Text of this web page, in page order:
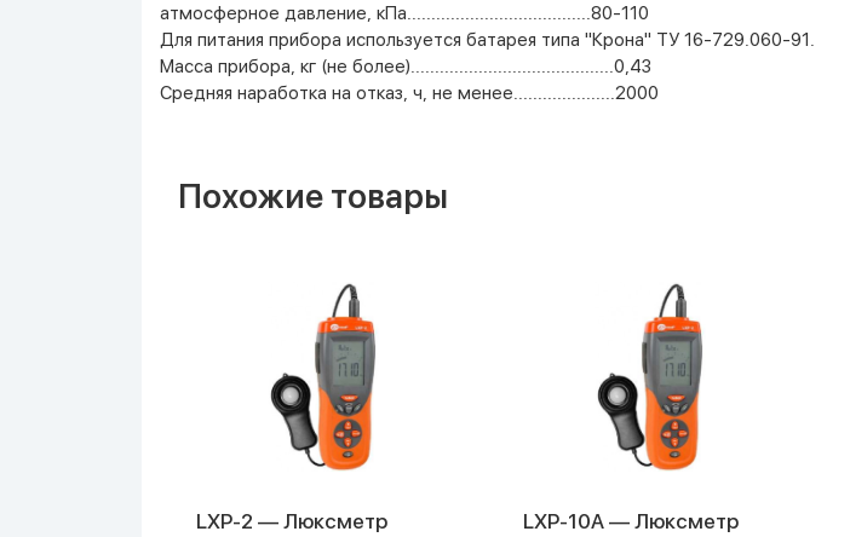
атмосферное давление, кПа......................................80-110
Для питания прибора используется батарея типа "Крона" ТУ 16-729.060-91.
Масса прибора, кг (не более)..........................................0,43
Средняя наработка на отказ, ч, не менее.....................2000
Похожие товары
LXP-2 — Люксметр LXP-10A — Люксметр